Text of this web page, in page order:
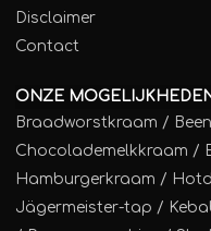
Disclaimer
Contact
ONZE
Braadworstkraam /
Chocolademelkkraam /
Hamburgerkraam /
Jägermeister-tap /